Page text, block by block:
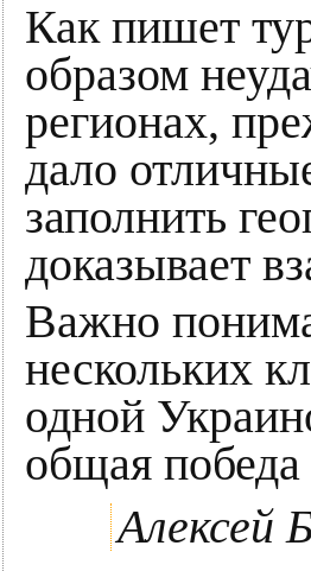
Как пишет
образом
регионах,
дало
заполнить
доказывает
Важно
нескольких
одной
общая победа
Алексей